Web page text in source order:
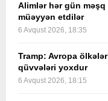
Alimlər hər gün məşq
müəyyən etdilər
6 Avqust 2026, 18:35
Tramp: Avropa
qüvvələri yoxdur
6 Avqust 2026, 18:15